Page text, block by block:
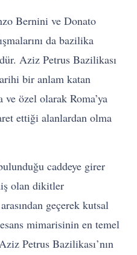
Bernini ve Donato
da bazilika
Aziz Petrus Bazilikası
bir anlam katan
özel olarak Roma’ya
ettiği alanlardan olma
caddeye girer
olan dikitler
geçerek kutsal
mimarisinin en temel
Petrus Bazilikası’nın